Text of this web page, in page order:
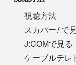
視聴方法
スカパー!で
J:COMで見る
ケーブルテレ